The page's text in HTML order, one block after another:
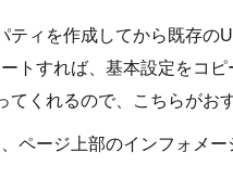
ィを作成してから既存の
トすれば、基本設定をコ
くれるので、こちらがおす
ページ上部のインフォメ